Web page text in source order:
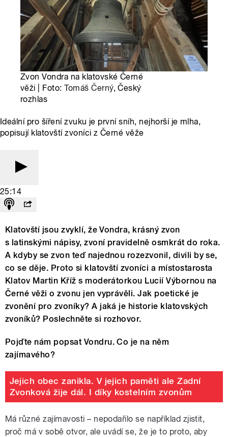
Zvon Vondra na klatovské Černé
věži | Foto:Tomáš Černý, Český
rozhlas
Ideální pro šíření zvuku je první sníh, nejhorší je mlha,
popisují klatovští zvoníci z Černé věže
25:14
Klatovští jsou zvyklí, že Vondra, krásný zvon
s latinskými nápisy, zvoní pravidelně osmkrát do roka.
A kdyby se zvon teď najednou rozezvonil, divili by se,
co se děje. Proto si klatovští zvoníci a místostarosta
Klatov Martin Kříž s moderátorkou Lucií Výbornou na
Černé věži o zvonu jen vyprávěli. Jak poetické je
zvonění pro zvoníky? A jaká je historie klatovských
zvoníků? Poslechněte si rozhovor.
Pojďte nám popsat Vondru. Co je na něm
zajímavého?
Jejich obec zanikla. V jejich paměti ale Zadní
Zvonková žije dál. I díky kostelním zvonům
Má různé zajímavosti – nepodařilo se například zjistit,
proč má v sobě otvor, ale uvádí se, že je to proto, aby